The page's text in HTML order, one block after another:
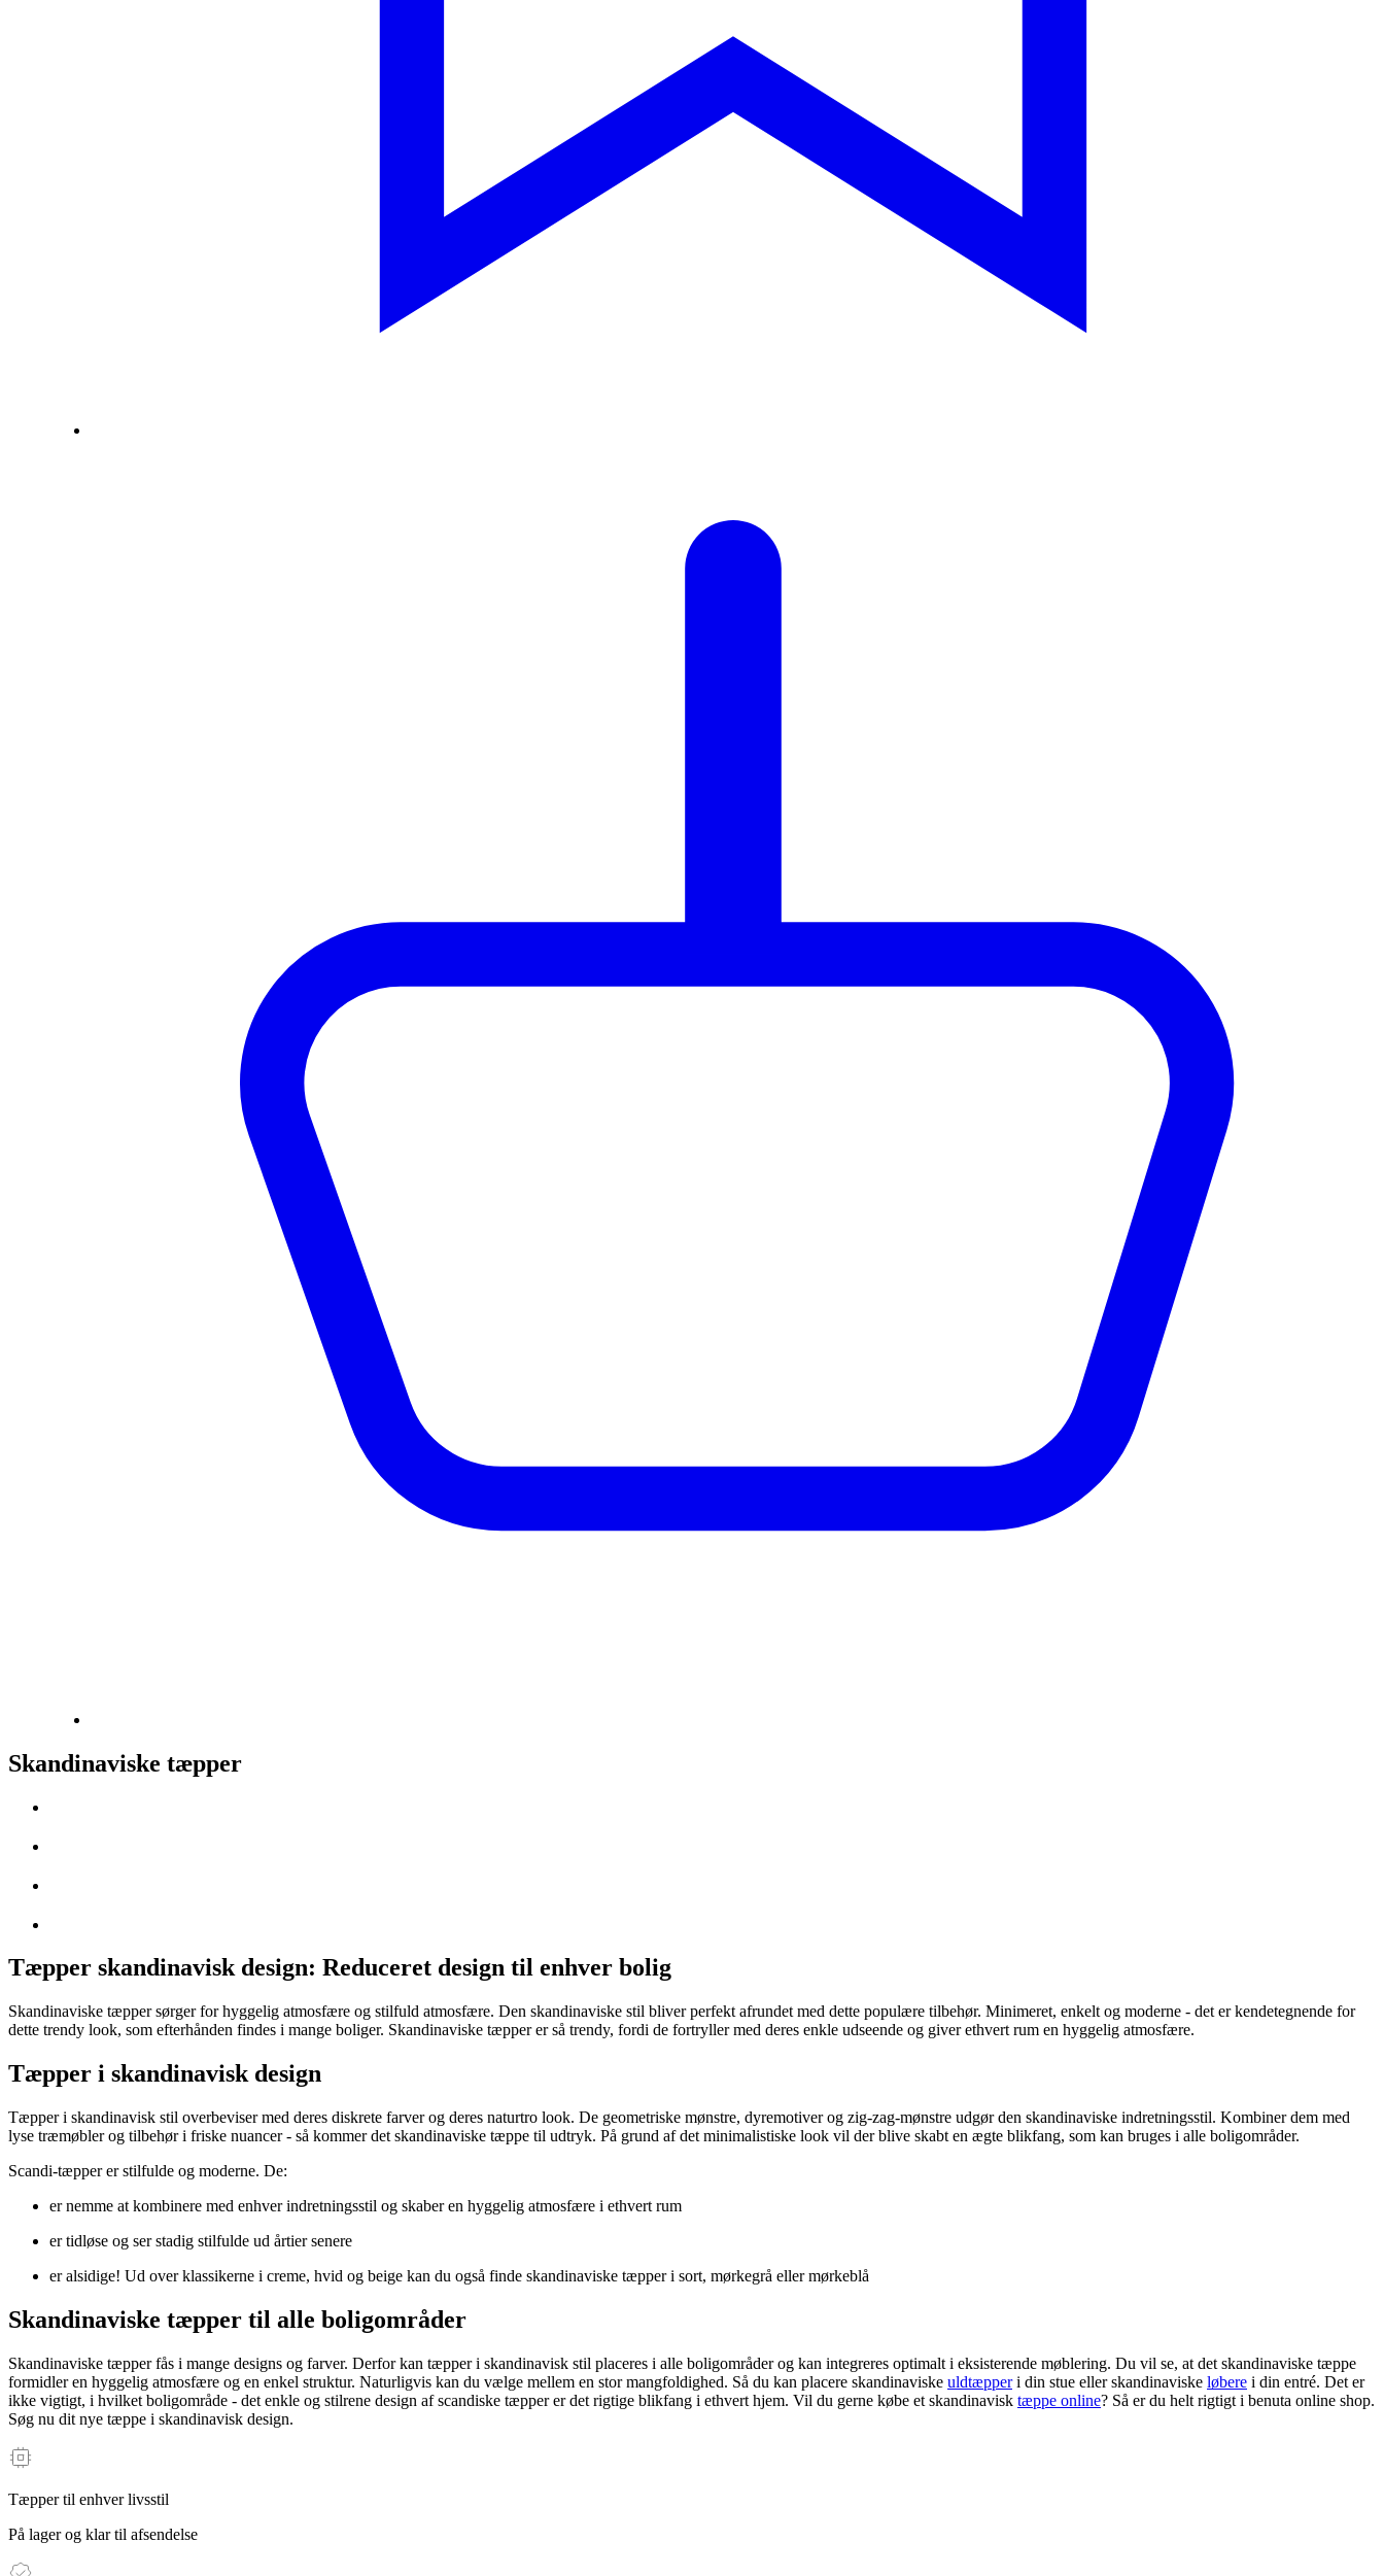
Skandinaviske tæpper
Tæpper skandinavisk design: Reduceret design til enhver bolig
Skandinaviske tæpper sørger for hyggelig atmosfære og stilfuld atmosfære. Den skandinaviske stil bliver perfekt afrundet med dette populære tilbehør. Minimeret, enkelt og moderne - det er kendetegnende for
dette trendy look, som efterhånden findes i mange boliger. Skandinaviske tæpper er så trendy, fordi de fortryller med deres enkle udseende og giver ethvert rum en hyggelig atmosfære.
Tæpper i skandinavisk design
Tæpper i skandinavisk stil overbeviser med deres diskrete farver og deres naturtro look. De geometriske mønstre, dyremotiver og zig-zag-mønstre udgør den skandinaviske indretningsstil. Kombiner dem med
lyse træmøbler og tilbehør i friske nuancer - så kommer det skandinaviske tæppe til udtryk. På grund af det minimalistiske look vil der blive skabt en ægte blikfang, som kan bruges i alle boligområder.
Scandi-tæpper er stilfulde og moderne. De:
er nemme at kombinere med enhver indretningsstil og skaber en hyggelig atmosfære i ethvert rum
er tidløse og ser stadig stilfulde ud årtier senere
er alsidige! Ud over klassikerne i creme, hvid og beige kan du også finde skandinaviske tæpper i sort, mørkegrå eller mørkeblå
Skandinaviske tæpper til alle boligområder
Skandinaviske tæpper fås i mange designs og farver. Derfor kan tæpper i skandinavisk stil placeres i alle boligområder og kan integreres optimalt i eksisterende møblering. Du vil se, at det skandinaviske tæppe
formidler en hyggelig atmosfære og en enkel struktur. Naturligvis kan du vælge mellem en stor mangfoldighed. Så du kan placere skandinaviske uldtæpperi din stue eller skandinaviske løbere i din entré. Det er
ikke vigtigt, i hvilket boligområde - det enkle og stilrene design af scandiske tæpper er det rigtige blikfang i ethvert hjem. Vil du gerne købe et skandinavisk tæppe online? Så er du helt rigtigt i benuta online shop.
Søg nu dit nye tæppe i skandinavisk design.
Tæpper til enhver livsstil
På lager og klar til afsendelse